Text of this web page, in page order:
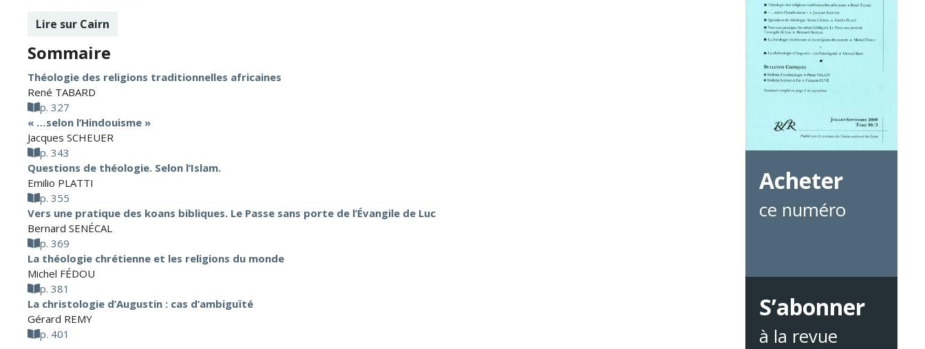
Lire sur Cairn
Sommaire
Théologie des religions traditionnelles africaines
René TABARD
p. 327
« …selon l’Hindouisme »
Jacques SCHEUER
p. 343
Questions de théologie. Selon l’Islam.
Emilio PLATTI
p. 355
Vers une pratique des koans bibliques. Le Passe sans porte de l’Évangile de Luc
Bernard SENÉCAL
p. 369
La théologie chrétienne et les religions du monde
Michel FÉDOU
p. 381
La christologie d’Augustin : cas d’ambiguïté
Gérard REMY
p. 401
Acheter
ce numéro
S’abonner
à la revue